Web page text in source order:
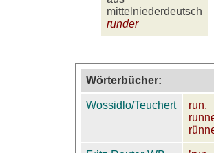
mittelniederdeutsch
runder
Wörterbücher:
Wossidlo/Teuchert
run,